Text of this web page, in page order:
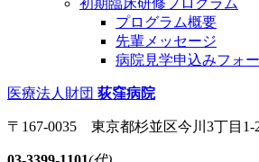
プログラム概要
先輩メッセージ
病院見学申込みフォ
医療法人財団 荻窪病院
〒167-0035 東京都杉並区今川3丁目